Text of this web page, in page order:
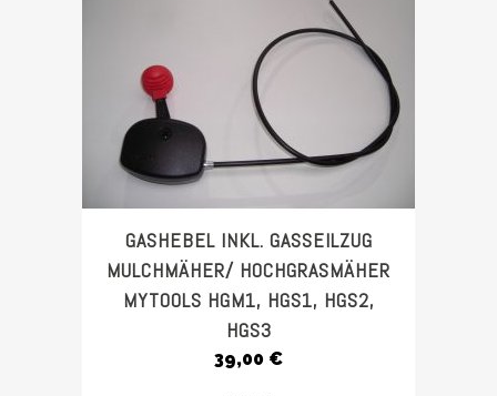
GASHEBEL INKL. GASSEILZUG
MULCHMÄHER/ HOCHGRASMÄHER
MYTOOLS HGM1, HGS1, HGS2,
HGS3
39,00 €